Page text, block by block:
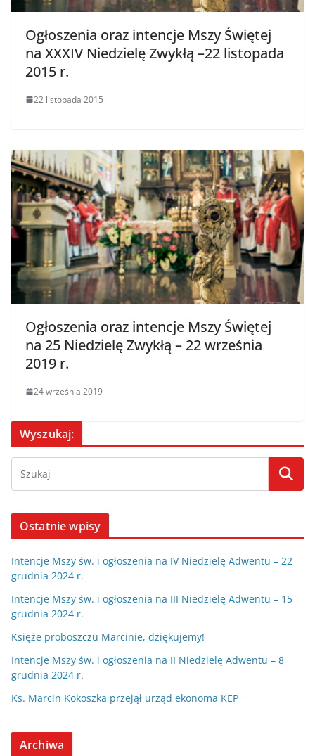
Ogłoszenia oraz intencje Mszy Świętej
na XXXIV Niedzielę Zwykłą –22 listopada
2015 r.
22 listopada 2015
Ogłoszenia oraz intencje Mszy Świętej
na 25 Niedzielę Zwykłą – 22 września
2019 r.
24 września 2019
Wyszukaj:
Ostatnie wpisy
Intencje Mszy św. i ogłoszenia na IV Niedzielę Adwentu – 22
grudnia 2024 r.
Intencje Mszy św. i ogłoszenia na III Niedzielę Adwentu – 15
grudnia 2024 r.
Księże proboszczu Marcinie, dziękujemy!
Intencje Mszy św. i ogłoszenia na II Niedzielę Adwentu – 8
grudnia 2024 r.
Ks. Marcin Kokoszka przejął urząd ekonoma KEP
Archiwa